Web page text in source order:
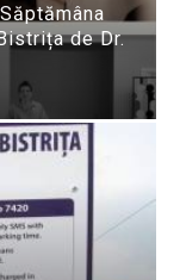
de Dr.